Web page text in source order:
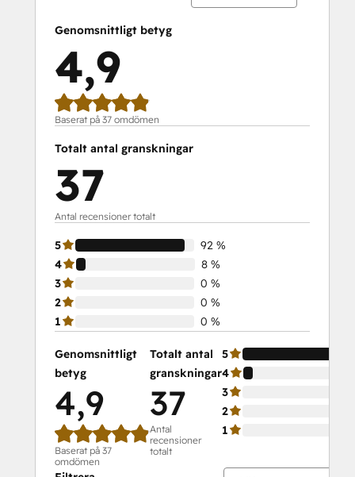
Service Hub Demo Certification
Service Hub Software
Course
Social Media Marketing Certification II
Solutions Architecture Foundations
Genomsnittligt betyg
4,9
Baserat på 37 omdömen
Totalt antal granskningar
37
Antal recensioner totalt
5
92 %
4
8 %
3
0 %
2
0 %
1
0 %
Genomsnittligt
betyg
4,9
Baserat på 37
omdömen
Totalt antal
granskningar
37
Antal
recensioner
totalt
5
4
3
2
1